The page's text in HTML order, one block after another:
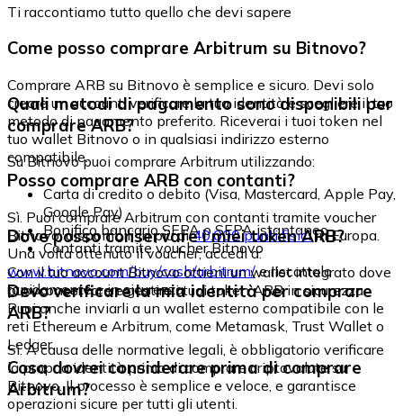
Ti raccontiamo tutto quello che devi sapere
Come posso comprare Arbitrum su Bitnovo?
Comprare ARB su Bitnovo è semplice e sicuro. Devi solo
creare un account, verificare la tua identità e scegliere il tuo
metodo di pagamento preferito. Riceverai i tuoi token nel
tuo wallet Bitnovo o in qualsiasi indirizzo esterno
compatibile.
Quali metodi di pagamento sono disponibili per
comprare ARB?
Su Bitnovo puoi comprare Arbitrum utilizzando:
Carta di credito o debito (Visa, Mastercard, Apple Pay,
Google Pay)
Bonifico bancario SEPA o SEPA istantaneo
Contanti tramite voucher Bitnovo
Posso comprare ARB con contanti?
Sì. Puoi comprare Arbitrum con contanti tramite voucher
Bitnovo, disponibili in più di40.000 punti fisiciin Europa.
Una volta ottenuto il voucher, accedi a:
www.bitnovo.com/buy/cash/arbitrum/e riscattalo
rapidamente e in sicurezza.
Dove posso conservare i miei token ARB?
Con il tuo account Bitnovo ottieni un wallet integrato dove
puoi conservare e gestire i tuoi token ARB in sicurezza.
Puoi anche inviarli a un wallet esterno compatibile con le
reti Ethereum e Arbitrum, come Metamask, Trust Wallet o
Ledger.
Devo verificare la mia identità per comprare
ARB?
Sì. A causa delle normative legali, è obbligatorio verificare
la propria identità prima di comprare criptovalute su
Bitnovo. Il processo è semplice e veloce, e garantisce
operazioni sicure per tutti gli utenti.
Cosa dovrei considerare prima di comprare
Arbitrum?